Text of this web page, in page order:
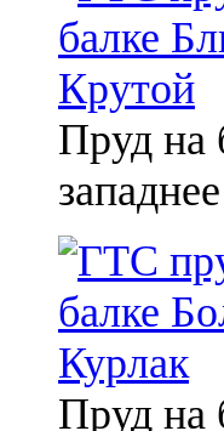
Пруд на
Пруд на